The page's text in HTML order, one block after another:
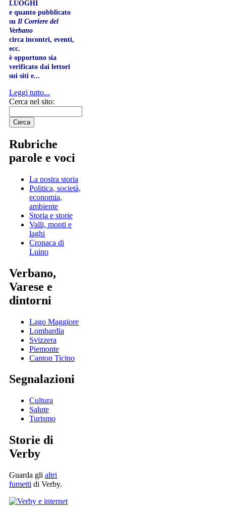
LUOGHI
e quanto pubblicato
su Il Corriere del
Verbano
circa incontri, eventi,
ecc.
è opportuno sia
verificato dai lettori
sui siti e...
Leggi tutto...
Cerca nel sito:
Rubriche
parole e voci
La nostra storia
Politica, società,
economia,
ambiente
Storia e storie
Valli, monti e
laghi
Cronaca di
Luino
Verbano,
Varese e
dintorni
Lago Maggiore
Lombardia
Svizzera
Piemonte
Canton Ticino
Segnalazioni
Cultura
Salute
Turismo
Storie di
Verby
Guarda gli altri
fumetti di Verby.